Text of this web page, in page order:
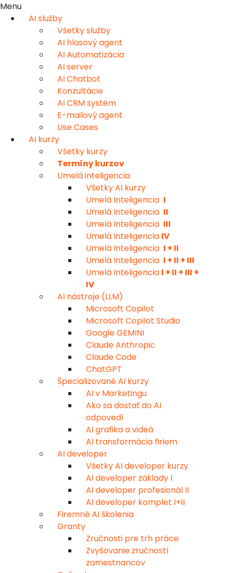
Menu
AI služby
Všetky služby
AI hlasový agent
AI Automatizácia
AI server
AI Chatbot
Konzultácie
AI CRM systém
E-mailový agent
Use Cases
AI kurzy
Všetky kurzy
Termíny kurzov
Umelá inteligencia
Všetky AI kurzy
Umelá Inteligencia I
Umelá Inteligencia II
Umelá Inteligencia III
Umelá Inteligencia IV
Umelá Inteligencia I + II
Umelá Inteligencia I + II + III
Umelá Inteligencia I + II + III +
IV
AI nástroje (LLM)
Microsoft Copilot
Microsoft Copilot Studio
Google GEMINI
Claude Anthropic
Claude Code
ChatGPT
Špecializované AI kurzy
AI v Marketingu
Ako sa dostať do AI
odpovedí
AI grafika a videá
AI transformácia firiem
AI developer
Všetky AI developer kurzy
AI developer základy I
AI developer profesionál II
AI developer komplet I+II
Firemné AI školenia
Granty
Zručnosti pre trh práce
Zvyšovanie zručností
zamestnancov